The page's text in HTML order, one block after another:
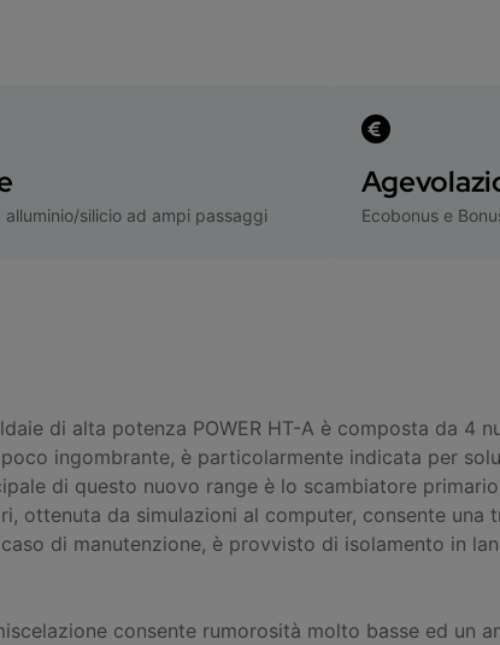
alluminio/silicio ad ampi passaggi Ecobonus e
di alta potenza POWER HT-A è composta da 4
ingombrante, è particolarmente indicata per
di questo nuovo range è lo scambiatore
ottenuta da simulazioni al computer, consente una
di manutenzione, è provvisto di isolamento in
consente rumorosità molto basse ed un